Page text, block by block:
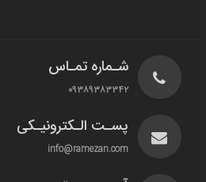
شـماره تمـاس
۰۹۳۸۹۳۸۳۳۴۲
پسـت الـکترونیـکی
info@ramezan.com